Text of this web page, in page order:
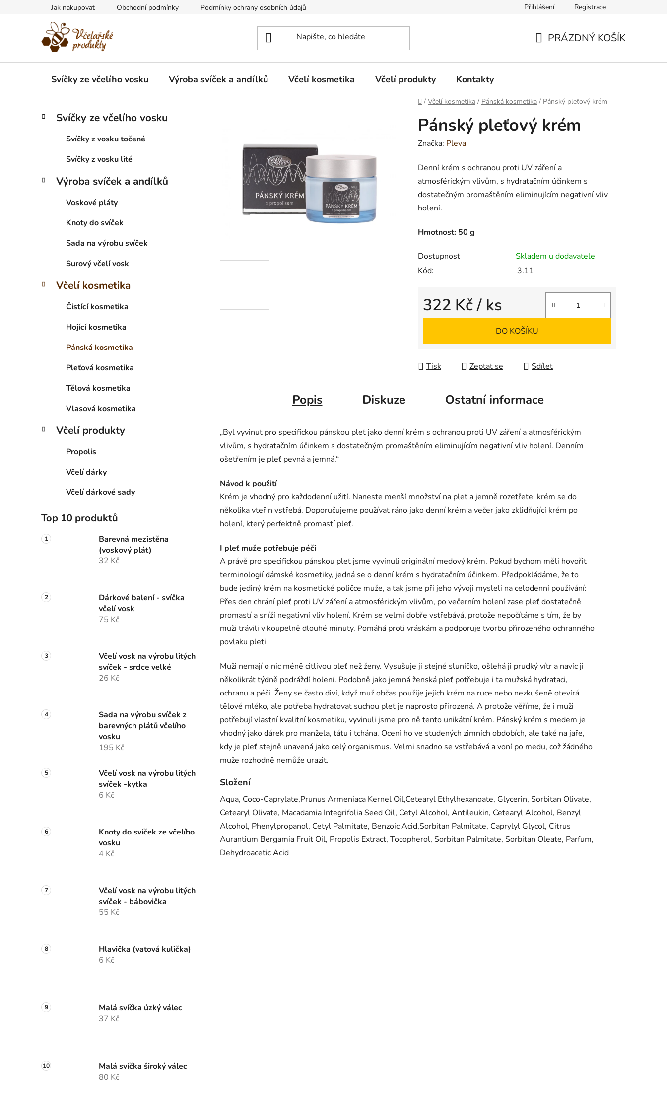
Jak nakupovat Obchodní podmínky Podmínky ochrany osobních údajů Přihlášení Registrace
PRÁZDNÝ KOŠÍK
Svíčky ze včelího vosku Výroba svíček a andílků Včelí kosmetika Včelí produkty Kontakty
Domů
/ Včelí kosmetika / Pánská kosmetika / Pánský pleťový krém
P
a
l
Přeskočit
kategorie
K
a
r
Svíčky ze včelího vosku
Svíčky z vosku točené
Svíčky z vosku lité
Výroba svíček a andílků
Voskové pláty
Knoty do svíček
Sada na výrobu svíček
Surový včelí vosk
Včelí kosmetika
Čistící kosmetika
Hojící kosmetika
Pánská kosmetika
Pleťová kosmetika
Tělová kosmetika
Vlasová kosmetika
Včelí produkty
Propolis
Včelí dárky
Včelí dárkové sady
Top 10 produktů
Barevná mezistěna
(voskový plát)
32 Kč
Dárkové balení - svíčka
včelí vosk
75 Kč
Včelí vosk na výrobu litých
svíček - srdce velké
26 Kč
Sada na výrobu svíček z
barevných plátů včelího
vosku
195 Kč
Včelí vosk na výrobu litých
svíček -kytka
6 Kč
Knoty do svíček ze včelího
vosku
4 Kč
Včelí vosk na výrobu litých
svíček - bábovička
55 Kč
Hlavička (vatová kulička)
6 Kč
Malá svíčka úzký válec
37 Kč
Malá svíčka široký válec
80 Kč
Pánský pleťový krém
Značka: Pleva
Denní krém s ochranou proti UV záření a
atmosférickým vlivům, s hydratačním účinkem s
dostatečným promaštěním eliminujícím negativní vliv
holení.
Hmotnost: 50 g
Dostupnost
Skladem u dodavatele
Kód:
3.11
322 Kč/ ks
Měrná cena:
DO KOŠÍKU
Tisk Zeptat se Sdílet
Popis Diskuze Ostatní informace
„Byl vyvinut pro specifickou pánskou pleť jako denní krém s ochranou proti UV záření a atmosférickým
vlivům, s hydratačním účinkem s dostatečným promaštěním eliminujícím negativní vliv holení. Denním
ošetřením je pleť pevná a jemná.“
Návod k použití
Krém je vhodný pro každodenní užití. Naneste menší množství na pleť a jemně rozetřete, krém se do
několika vteřin vstřebá. Doporučujeme používat ráno jako denní krém a večer jako zklidňující krém po
holení, který perfektně promastí pleť.
I pleť muže potřebuje péči
A právě pro specifickou pánskou pleť jsme vyvinuli originální medový krém. Pokud bychom měli hovořit
terminologií dámské kosmetiky, jedná se o denní krém s hydratačním účinkem. Předpokládáme, že to
bude jediný krém na kosmetické poličce muže, a tak jsme při jeho vývoji mysleli na celodenní používání:
Přes den chrání pleť proti UV záření a atmosférickým vlivům, po večerním holení zase pleť dostatečně
promastí a sníží negativní vliv holení. Krém se velmi dobře vstřebává, protože nepočítáme s tím, že by
muži trávili v koupelně dlouhé minuty. Pomáhá proti vráskám a podporuje tvorbu přirozeného ochranného
povlaku pleti.
Muži nemají o nic méně citlivou pleť než ženy. Vysušuje ji stejné sluníčko, ošlehá ji prudký vítr a navíc ji
několikrát týdně podráždí holení. Podobně jako jemná ženská pleť potřebuje i ta mužská hydrataci,
ochranu a péči. Ženy se často diví, když muž občas použije jejich krém na ruce nebo nezkušeně otevírá
tělové mléko, ale potřeba hydratovat suchou pleť je naprosto přirozená. A protože věříme, že i muži
potřebují vlastní kvalitní kosmetiku, vyvinuli jsme pro ně tento unikátní krém. Pánský krém s medem je
vhodný jako dárek pro manžela, tátu i tchána. Ocení ho ve studených zimních obdobích, ale také na jaře,
kdy je pleť stejně unavená jako celý organismus. Velmi snadno se vstřebává a voní po medu, což žádného
muže rozhodně nemůže urazit.
Složení
Aqua, Coco-Caprylate,Prunus Armeniaca Kernel Oil,Cetearyl Ethylhexanoate, Glycerin, Sorbitan Olivate,
Cetearyl Olivate, Macadamia Integrifolia Seed Oil, Cetyl Alcohol, Antileukin, Cetearyl Alcohol, Benzyl
Alcohol, Phenylpropanol, Cetyl Palmitate, Benzoic Acid,Sorbitan Palmitate, Caprylyl Glycol, Citrus
Aurantium Bergamia Fruit Oil, Propolis Extract, Tocopherol, Sorbitan Palmitate, Sorbitan Oleate, Parfum,
Dehydroacetic Acid